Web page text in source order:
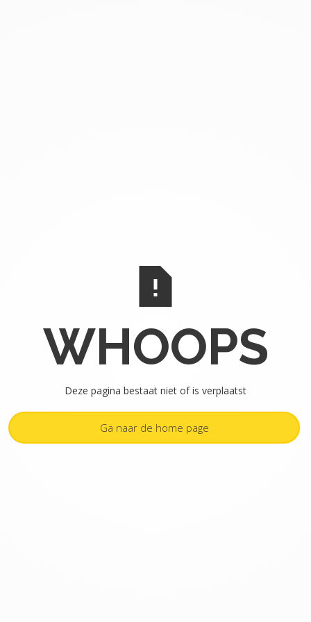
WHOOPS
Deze pagina bestaat niet of is verplaatst
Ga naar de home page